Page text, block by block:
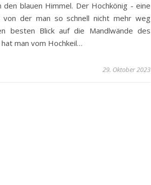
den blauen Himmel. Der Hochkönig - eine
von der man so schnell nicht mehr weg
besten Blick auf die Mandlwände des
man vom Hochkeil…
29. Oktober 2023